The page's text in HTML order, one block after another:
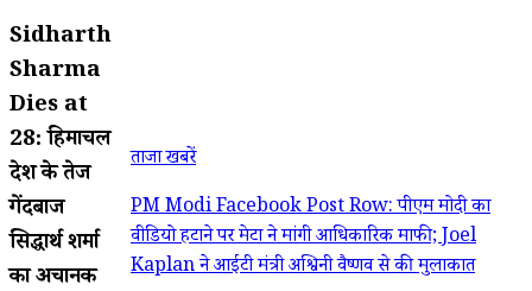
Sidharth
Sharma
Dies at
28: हिमाचल
प्रदेश के तेज
गेंदबाज
सिद्धार्थ शर्मा
का अचानक
ताजा खबरें
PM Modi Facebook Post Row: पीएम मोदी का
वीडियो हटाने पर मेटा ने मांगी आधिकारिक माफी; Joel
Kaplan ने आईटी मंत्री अश्विनी वैष्णव से की मुलाकात